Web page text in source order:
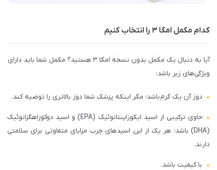
کدام مکمل امگا ۳ را انتخاب کنیم
آیا به دنبال یک مکمل بدون نسخه امگا ۳ هستید؟ مکمل شما باید دارای
ویژگی‌های زیر باشد:
دوز آن یک گرم باشد؛ مگر اینکه پزشک شما دوز بالاتری را توصیه کند.
حاوی ترکیبی از اسید ایکوزاپنتانوئیک (EPA) و اسید دوکوزاهگزانوئیک
(DHA) باشد؛ هر یک از این اسیدهای چرب مزایای متفاوتی برای سلامتی
دارند.
با کیفیت باشد.